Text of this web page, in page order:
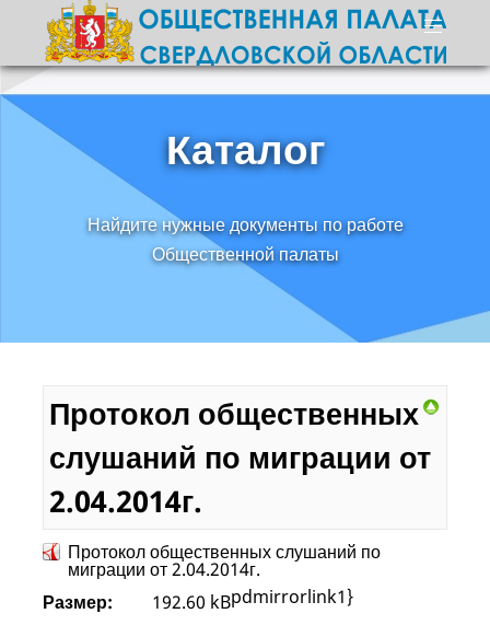
Каталог
Найдите нужные документы по работе
Общественной палаты
Протокол общественных
слушаний по миграции от
2.04.2014г.
Протокол общественных слушаний по
миграции от 2.04.2014г.
Размер:
192.60 kBpdmirrorlink1}